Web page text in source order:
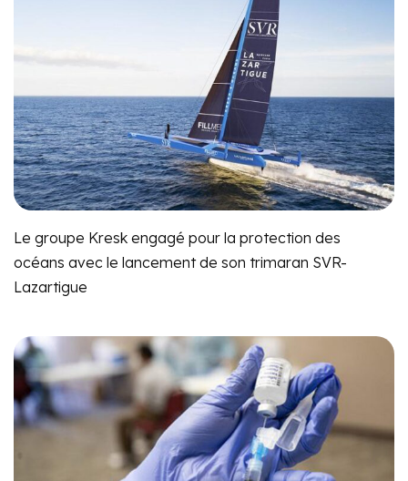
Le groupe Kresk engagé pour la protection des
océans avec le lancement de son trimaran SVR-
Lazartigue